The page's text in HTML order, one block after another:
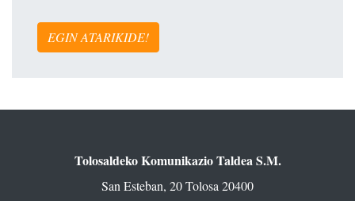
EGIN ATARIKIDE!
Tolosaldeko Komunikazio Taldea S.M.
San Esteban, 20 Tolosa 20400